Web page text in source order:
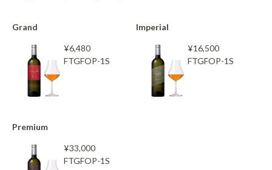
Grand
¥6,480
FTGFOP-1S
Imperial
¥16,500
FTGFOP-1S
Premium
¥33,000
FTGFOP-1S